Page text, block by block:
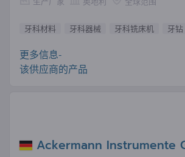
牙科材料 牙科器械 牙科铣床机 牙钻
更多信息-
该供应商的产品
Ackermann Instrumente